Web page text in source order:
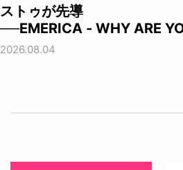
ストゥが先導
──EMERICA - WHY ARE
2026.08.04